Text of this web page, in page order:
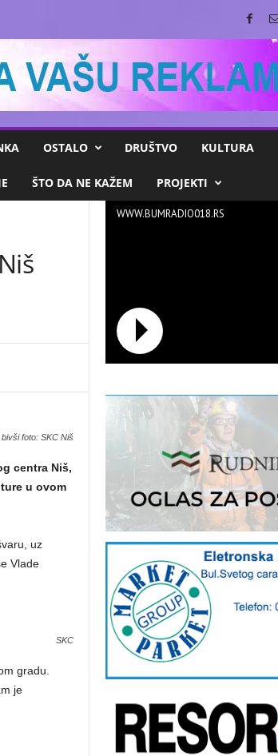
OSTALO DRUŠTVO KULTURA
ŠTO DA NE KAŽEM PROJEKTI
foto: SKC Niš
centra Niš,
u ovom
uz
Vlade
SKC
gradu.
je
WWW.BUMRADIO018.RS